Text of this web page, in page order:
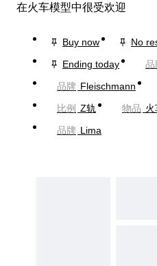
在火车模型中很受欢迎
Buy now
No
Ending today
品
品牌 Fleischmann
比例 Z轨 物品 火
品牌 Lima